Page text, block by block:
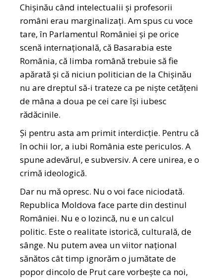
Chișinău când intelectualii și profesorii
români erau marginalizați. Am spus cu voce
tare, în Parlamentul României și pe orice
scenă internațională, că Basarabia este
România, că limba română trebuie să fie
apărată și că niciun politician de la Chișinău
nu are dreptul să-i trateze ca pe niște cetățeni
de mâna a doua pe cei care își iubesc
rădăcinile.
Și pentru asta am primit interdicție. Pentru că
în ochii lor, a iubi România este periculos. A
spune adevărul, e subversiv. A cere unirea, e o
crimă ideologică.
Dar nu mă opresc. Nu o voi face niciodată.
Republica Moldova face parte din destinul
României. Nu e o lozincă, nu e un calcul
politic. Este o realitate istorică, culturală, de
sânge. Nu putem avea un viitor național
sănătos cât timp ignorăm o jumătate de
popor dincolo de Prut care vorbește ca noi,